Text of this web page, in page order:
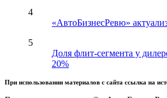
4
«АвтоБизнесРевю»
5
Доля флит-сегмента у
20%
При использовании материалов с сайта ссылка на